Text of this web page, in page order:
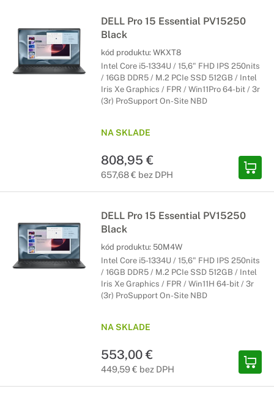
DELL Pro 15 Essential PV15250
Black
kód produktu: WKXT8
Intel Core i5-1334U / 15,6" FHD IPS 250nits
/ 16GB DDR5 / M.2 PCIe SSD 512GB / Intel
Iris Xe Graphics / FPR / Win11Pro 64-bit / 3r
(3r) ProSupport On-Site NBD
NA SKLADE
808,95 €
657,68 € bez DPH
DELL Pro 15 Essential PV15250
Black
kód produktu: 50M4W
Intel Core i5-1334U / 15,6" FHD IPS 250nits
/ 16GB DDR5 / M.2 PCIe SSD 512GB / Intel
Iris Xe Graphics / FPR / Win11H 64-bit / 3r
(3r) ProSupport On-Site NBD
NA SKLADE
553,00 €
449,59 € bez DPH